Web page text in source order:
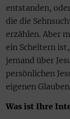
entstanden,
die die
erzählen. Aber
ein Scheitern
jemand über
persönlichen
eigenen
Was ist Ihre